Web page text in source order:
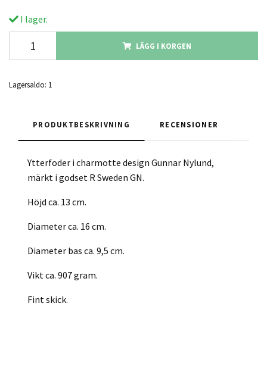
I lager.
LÄGG I KORGEN
Lagersaldo: 1
PRODUKTBESKRIVNING RECENSIONER
Ytterfoder i charmotte design Gunnar Nylund,
märkt i godset R Sweden GN.
Höjd ca. 13 cm.
Diameter ca. 16 cm.
Diameter bas ca. 9,5 cm.
Vikt ca. 907 gram.
Fint skick.